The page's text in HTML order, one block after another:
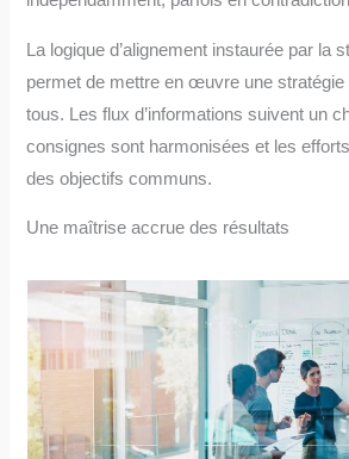
La logique d’alignement instaurée par la
permet de mettre en œuvre une stratégie
tous. Les flux d’informations suivent un
consignes sont harmonisées et les
des objectifs communs.
Une maîtrise accrue des résultats